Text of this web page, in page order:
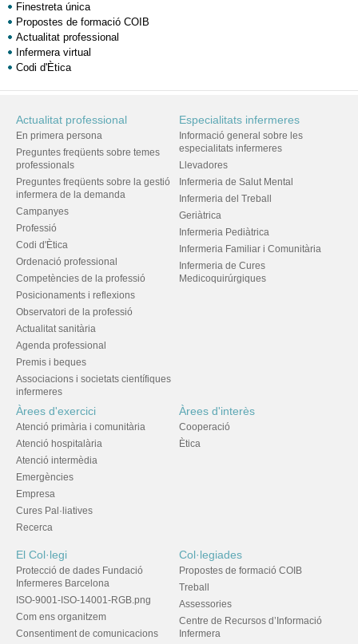
Finestreta única
Propostes de formació COIB
Actualitat professional
Infermera virtual
Codi d'Ètica
Actualitat professional
En primera persona
Preguntes freqüents sobre temes
professionals
Preguntes freqüents sobre la gestió
infermera de la demanda
Campanyes
Professió
Codi d'Ètica
Ordenació professional
Competències de la professió
Posicionaments i reflexions
Observatori de la professió
Actualitat sanitària
Agenda professional
Premis i beques
Associacions i societats científiques
infermeres
Especialitats infermeres
Informació general sobre les
especialitats infermeres
Llevadores
Infermeria de Salut Mental
Infermeria del Treball
Geriàtrica
Infermeria Pediàtrica
Infermeria Familiar i Comunitària
Infermeria de Cures
Medicoquirúrgiques
Àrees d'exercici
Atenció primària i comunitària
Atenció hospitalària
Atenció intermèdia
Emergències
Empresa
Cures Pal·liatives
Recerca
Àrees d'interès
Cooperació
Ètica
El Col·legi
Protecció de dades Fundació
Infermeres Barcelona
ISO-9001-ISO-14001-RGB.png
Com ens organitzem
Consentiment de comunicacions
Col·legiades
Propostes de formació COIB
Treball
Assessories
Centre de Recursos d’Informació
Infermera